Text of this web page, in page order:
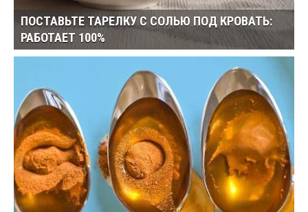
ПОСТАВЬТЕ ТАРЕЛКУ С СОЛЬЮ ПОД КРОВАТЬ:
РАБОТАЕТ 100%